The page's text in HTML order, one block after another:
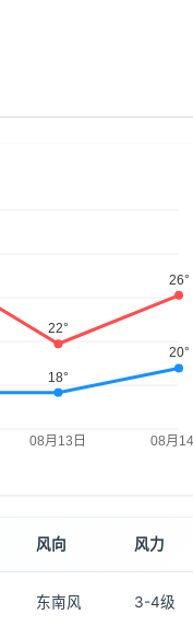
风向 风力
东南风 3-4级